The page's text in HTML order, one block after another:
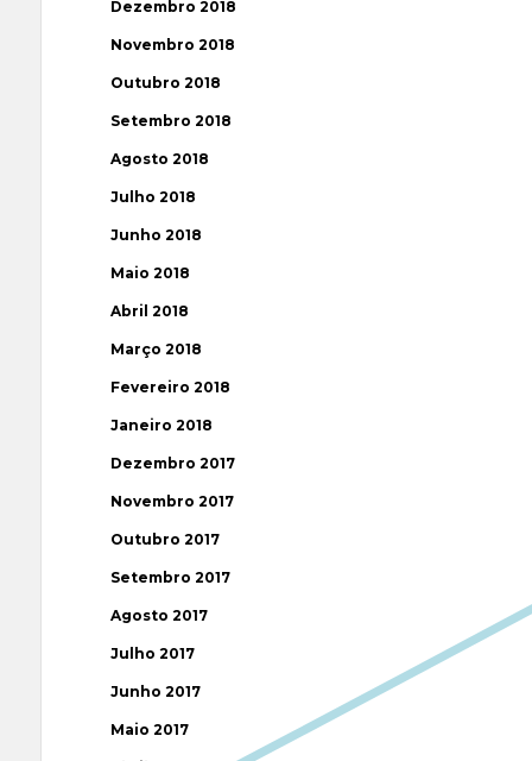
Dezembro 2018
Novembro 2018
Outubro 2018
Setembro 2018
Agosto 2018
Julho 2018
Junho 2018
Maio 2018
Abril 2018
Março 2018
Fevereiro 2018
Janeiro 2018
Dezembro 2017
Novembro 2017
Outubro 2017
Setembro 2017
Agosto 2017
Julho 2017
Junho 2017
Maio 2017